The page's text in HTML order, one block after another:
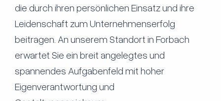
die durch ihren persönlichen Einsatz und ihre
Leidenschaft zum Unternehmenserfolg
beitragen. An unserem Standort in Forbach
erwartet Sie ein breit angelegtes und
spannendes Aufgabenfeld mit hoher
Eigenverantwortung und